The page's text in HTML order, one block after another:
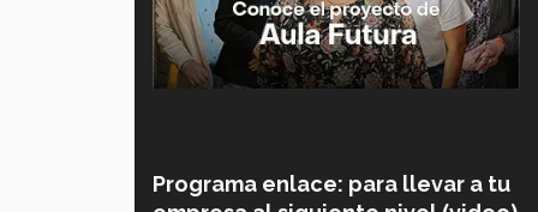
Programa enlace: para llevar a tu